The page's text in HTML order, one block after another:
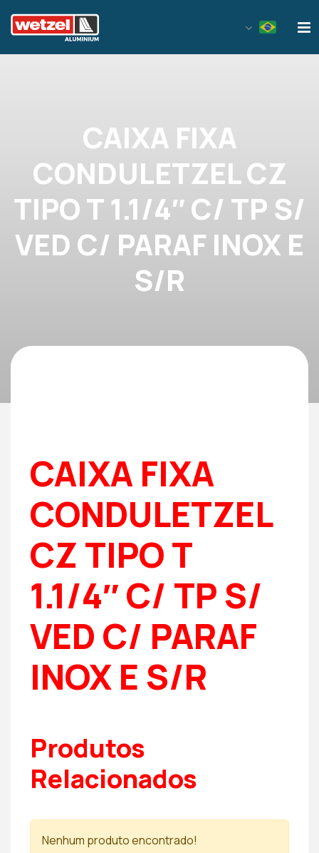
CAIXA FIXA
CONDULETZEL CZ
TIPO T 1.1/4″ C/ TP S/
VED C/ PARAF INOX E
S/R
CAIXA FIXA
CONDULETZEL
CZ TIPO T
1.1/4″ C/ TP S/
VED C/ PARAF
INOX E S/R
Produtos
Relacionados
Nenhum produto encontrado!